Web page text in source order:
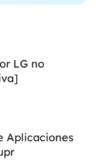
LG no
Aplicaciones